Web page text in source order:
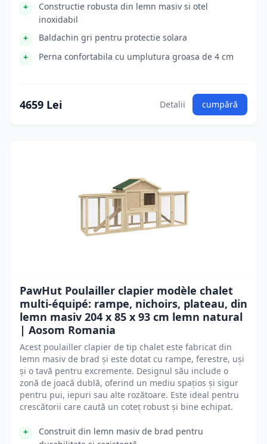
Constructie robusta din lemn masiv si otel
inoxidabil
Baldachin gri pentru protectie solara
Perna confortabila cu umplutura groasa de 4 cm
4659 Lei Detalii cumpără
PawHut Poulailler clapier modèle chalet
multi-équipé: rampe, nichoirs, plateau, din
lemn masiv 204 x 85 x 93 cm lemn natural
| Aosom Romania
Acest poulailler clapier de tip chalet este fabricat din
lemn masiv de brad și este dotat cu rampe, ferestre, uși
și o tavă pentru excremente. Designul său include o
zonă de joacă dublă, oferind un mediu spațios și sigur
pentru pui, iepuri sau alte rozătoare. Este ideal pentru
crescătorii care caută un coteț robust și bine echipat.
Construit din lemn masiv de brad pentru